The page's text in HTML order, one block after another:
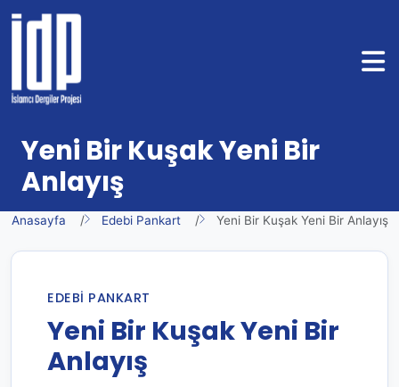
Yeni Bir Kuşak Yeni Bir
Anlayış
Anasayfa Edebi Pankart Yeni Bir Kuşak Yeni Bir Anlayış
EDEBI PANKART
Yeni Bir Kuşak Yeni Bir
Anlayış